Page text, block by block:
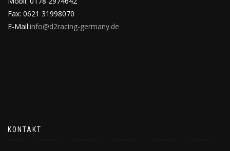
Fax: 0621 31998070
E-Mail:info@d2racing-germany.de
KONTAKT